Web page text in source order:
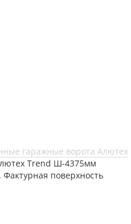
гаражные ворота Алютех
Trend Ш-4375мм
поверхность